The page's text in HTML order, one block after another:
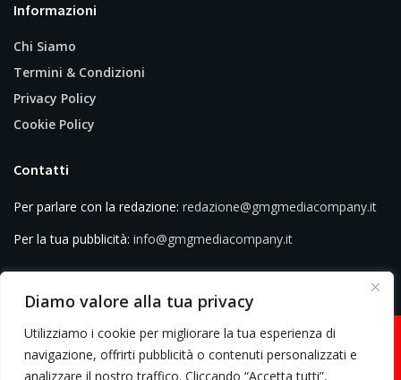
Diamo valore alla tua privacy
Utilizziamo i cookie per migliorare la tua esperienza di
navigazione, offrirti pubblicità o contenuti personalizzati e
analizzare il nostro traffico. Cliccando “Accetta tutti”,
Informazioni
Chi Siamo
Termini & Condizioni
Privacy Policy
Cookie Policy
Contatti
Per parlare con la redazione: redazione@gmgmediacompany.it
Per la tua pubblicità: info@gmgmediacompany.it